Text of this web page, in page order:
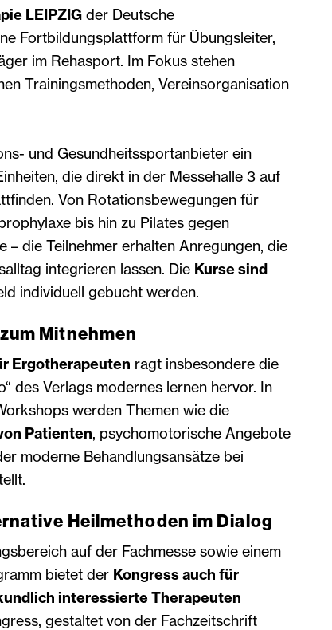
LEIPZIGder Deutsche
Fortbildungsplattform für Übungsleiter,
im Rehasport. Im Fokus stehen
Trainingsmethoden, Vereinsorganisation
und Gesundheitssportanbieter ein
die direkt in der Messehalle 3 auf
Von Rotationsbewegungen für
bis hin zu Pilates gegen
– die Teilnehmer erhalten Anregungen, die
integrieren lassen. Die Kurse sind
individuell gebucht werden.
Mitnehmen
Ergotherapeuten ragt insbesondere die
des Verlags modernes lernen hervor. In
werden Themen wie die
Patienten, psychomotorische Angebote
moderne Behandlungsansätze bei
Heilmethoden im Dialog
auf der Fachmesse sowie einem
bietet der Kongress auch für
interessierte Therapeuten
gestaltet von der Fachzeitschrift